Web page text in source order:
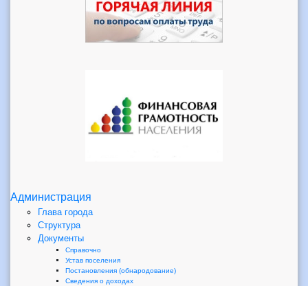
Администрация
Глава города
Структура
Документы
Справочно
Устав поселения
Постановления (обнародование)
Сведения о доходах